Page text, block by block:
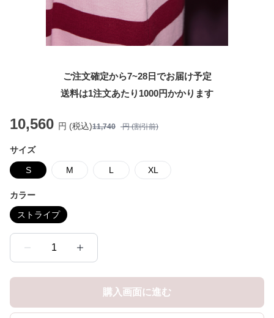
ご注文確定から7~28日でお届け予定
送料は1注文あたり 1000円かかります
10,560 円 (税込)11,740 円 (割引前)
サイズ
S M L XL
カラー
ストライプ
1
購入画面に進む